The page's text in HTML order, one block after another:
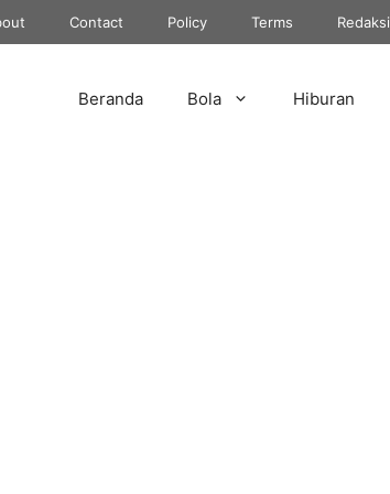
Contact Policy Terms Redaksi
Beranda Bola Hiburan